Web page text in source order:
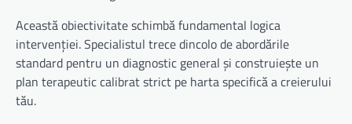
Această obiectivitate schimbă fundamental logica
intervenției. Specialistul trece dincolo de abordările
standard pentru un diagnostic general și construiește un
plan terapeutic calibrat strict pe harta specifică a creierului
tău.